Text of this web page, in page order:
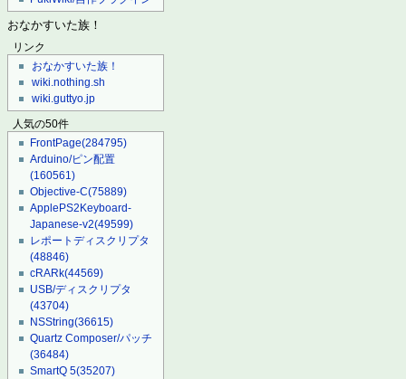
おなかすいた族！
リンク
おなかすいた族！
wiki.nothing.sh
wiki.guttyo.jp
人気の50件
FrontPage(284795)
Arduino/ピン配置
(160561)
Objective-C(75889)
ApplePS2Keyboard-
Japanese-v2(49599)
レポートディスクリプタ
(48846)
cRARk(44569)
USB/ディスクリプタ
(43704)
NSString(36615)
Quartz Composer/パッチ
(36484)
SmartQ 5(35207)